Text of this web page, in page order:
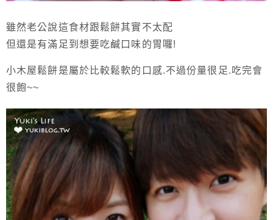
雖然老公說這食材跟鬆餅其實不太配
但還是有滿足到想要吃鹹口味的胃囉!
小木屋鬆餅是屬於比較鬆軟的口感.不過份量很足.吃完會
很飽~~